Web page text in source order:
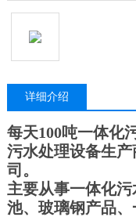
详细介绍
每天100吨一体化
污水处理设备生
司。
主要从事一体化
池、玻璃钢产品